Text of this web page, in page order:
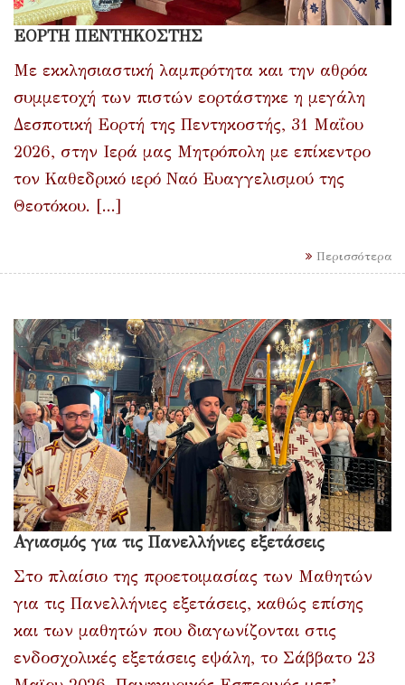
ΕΟΡΤΗ ΠΕΝΤΗΚΟΣΤΗΣ
Με εκκλησιαστική λαμπρότητα και την αθρόα
συμμετοχή των πιστών εορτάστηκε η μεγάλη
Δεσποτική Εορτή της Πεντηκοστής, 31 Μαΐου
2026, στην Ιερά μας Μητρόπολη με επίκεντρο
τον Καθεδρικό ιερό Ναό Ευαγγελισμού της
Θεοτόκου. [...]
Περισσότερα
Αγιασμός για τις Πανελλήνιες εξετάσεις
Στο πλαίσιο της προετοιμασίας των Μαθητών
για τις Πανελλήνιες εξετάσεις, καθώς επίσης
και των μαθητών που διαγωνίζονται στις
ενδοσχολικές εξετάσεις εψάλη, το Σάββατο 23